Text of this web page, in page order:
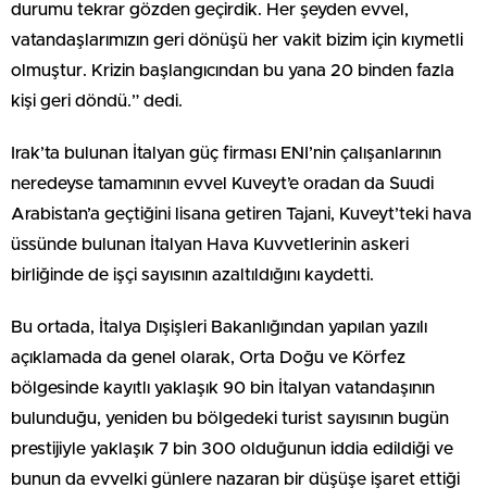
durumu tekrar gözden geçirdik. Her şeyden evvel,
vatandaşlarımızın geri dönüşü her vakit bizim için kıymetli
olmuştur. Krizin başlangıcından bu yana 20 binden fazla
kişi geri döndü.” dedi.
Irak’ta bulunan İtalyan güç firması ENI’nin çalışanlarının
neredeyse tamamının evvel Kuveyt’e oradan da Suudi
Arabistan’a geçtiğini lisana getiren Tajani, Kuveyt’teki hava
üssünde bulunan İtalyan Hava Kuvvetlerinin askeri
birliğinde de işçi sayısının azaltıldığını kaydetti.
Bu ortada, İtalya Dışişleri Bakanlığından yapılan yazılı
açıklamada da genel olarak, Orta Doğu ve Körfez
bölgesinde kayıtlı yaklaşık 90 bin İtalyan vatandaşının
bulunduğu, yeniden bu bölgedeki turist sayısının bugün
prestijiyle yaklaşık 7 bin 300 olduğunun iddia edildiği ve
bunun da evvelki günlere nazaran bir düşüşe işaret ettiği